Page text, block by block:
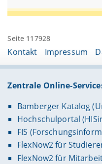
Seite 117928
Kontakt Impressum
Zentrale Online-
Bamberger Katalog
Hochschulportal
FIS
FlexNow2 für
FlexNow2 für